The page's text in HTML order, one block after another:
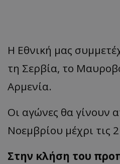
Η Εθνική μας
τη Σερβία, το
Αρμενία.
Οι αγώνες θα γίνουν
Νοεμβρίου μέχρι τις
Στην κλήση του